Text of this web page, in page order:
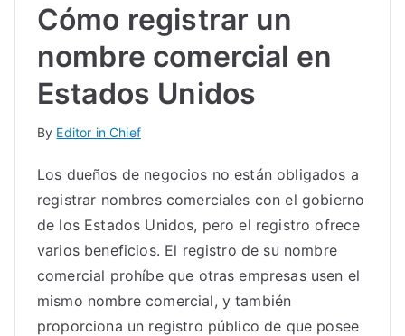
Cómo registrar un
nombre comercial en
Estados Unidos
By Editor in Chief
Los dueños de negocios no están obligados a
registrar nombres comerciales con el gobierno
de los Estados Unidos, pero el registro ofrece
varios beneficios. El registro de su nombre
comercial prohíbe que otras empresas usen el
mismo nombre comercial, y también
proporciona un registro público de que posee